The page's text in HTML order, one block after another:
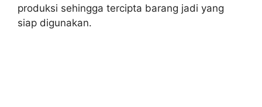
produksi sehingga tercipta barang jadi yang
siap digunakan.